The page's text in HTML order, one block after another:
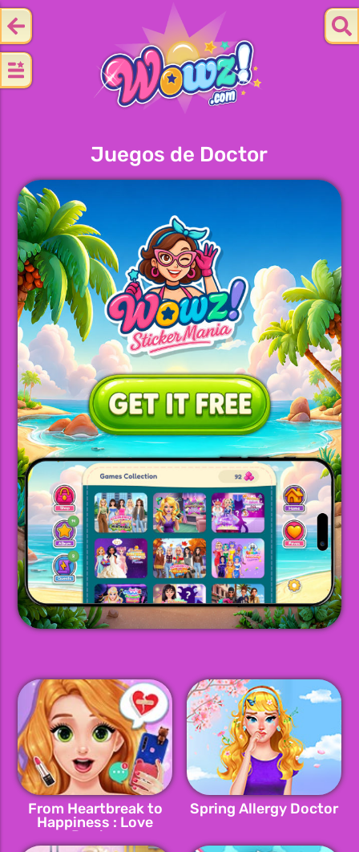
Juegos de Doctor
From Heartbreak to
Happiness : Love
Doctor
Spring Allergy Doctor